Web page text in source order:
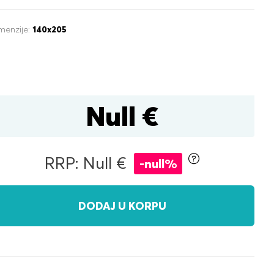
140x205
Null €
RRP: Null € -null%
DODAJ U KORPU